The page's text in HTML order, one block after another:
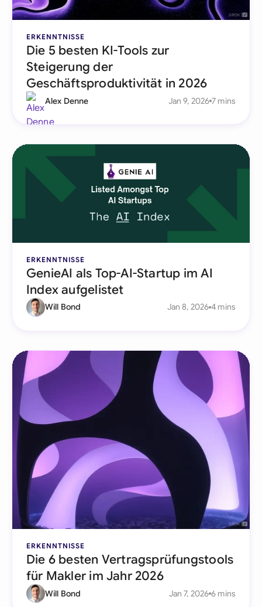
ERKENNTNISSE
Die 5 besten KI-Tools zur
Steigerung der
Geschäftsproduktivität in 2026
Alex Denne Jan 9, 2026 7 mins
ERKENNTNISSE
GenieAI als Top-AI-Startup im AI
Index aufgelistet
Will Bond Jan 8, 2026 4 mins
ERKENNTNISSE
Die 6 besten Vertragsprüfungstools
für Makler im Jahr 2026
Will Bond Jan 7, 2026 6 mins